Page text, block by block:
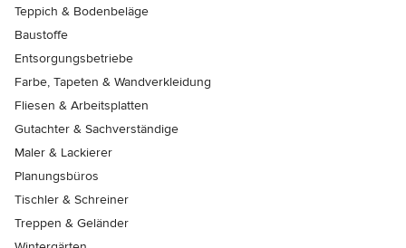
Teppich & Bodenbeläge
Baustoffe
Entsorgungsbetriebe
Farbe, Tapeten & Wandverkleidung
Fliesen & Arbeitsplatten
Gutachter & Sachverständige
Maler & Lackierer
Planungsbüros
Tischler & Schreiner
Treppen & Geländer